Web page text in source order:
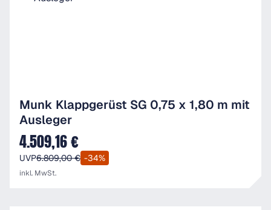
Munk Klappgerüst SG 0,75 x 1,80 m mit
Ausleger
Verkaufspreis:
4.509,16 €
UVP6.809,00 € -34%
inkl. MwSt.